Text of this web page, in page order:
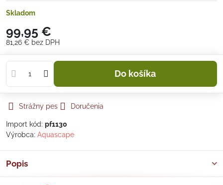
Skladom
99,95 €
81,26 € bez DPH
Do košíka
Strážny pes Doručenia
Import kód: pf1130
Výrobca: Aquascape
Popis